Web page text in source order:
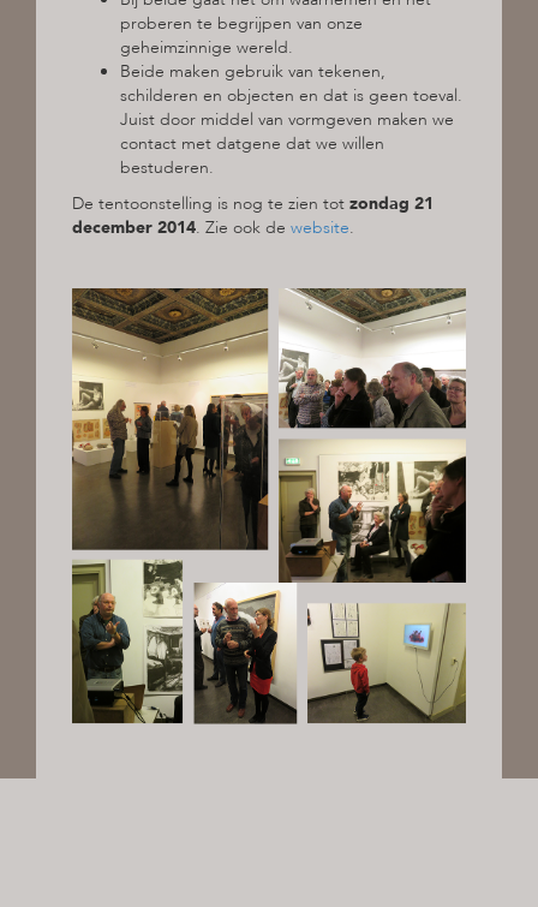
proberen te begrijpen van onze
geheimzinnige wereld.
Beide maken gebruik van tekenen,
schilderen en objecten en dat is geen toeval.
Juist door middel van vormgeven maken we
contact met datgene dat we willen
bestuderen.
De tentoonstelling is nog te zien tot zondag 21
december 2014. Zie ook de website.